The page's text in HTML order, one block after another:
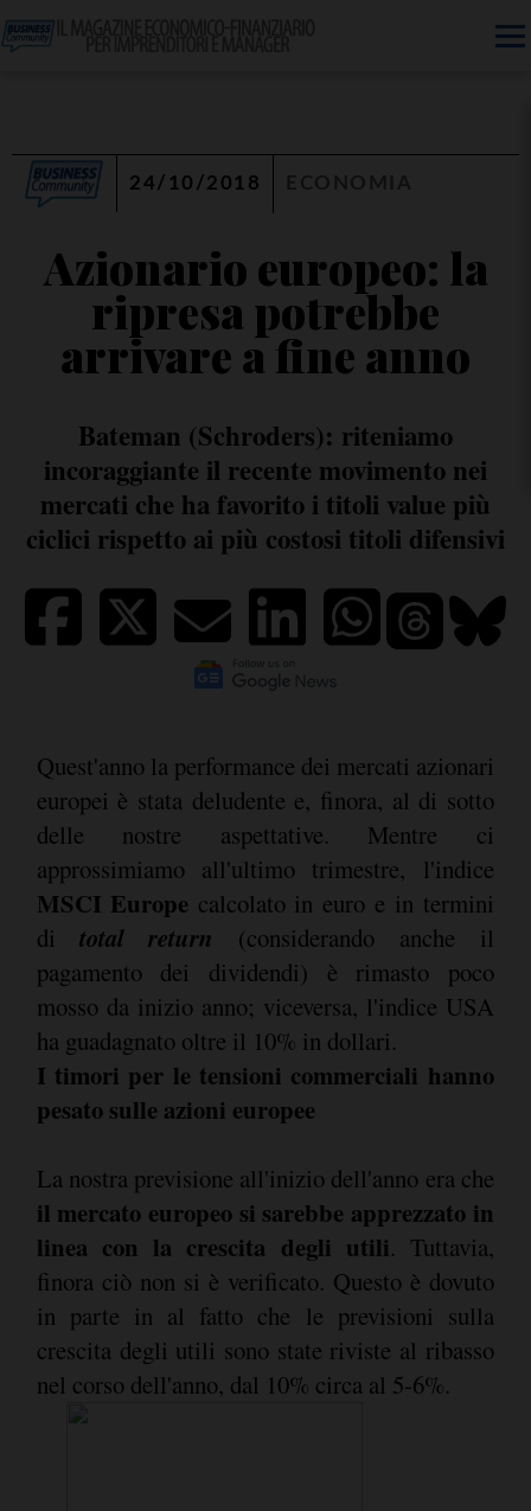
24/10/2018
Azionario europeo: la
ripresa potrebbe
arrivare a fine anno
Bateman (Schroders): riteniamo
incoraggiante il recente movimento nei
mercati che ha favorito i titoli value più
ciclici rispetto ai più costosi titoli difensivi
Quest'anno la performance dei mercati azionari
europei è stata deludente e, finora, al di sotto
delle nostre aspettative. Mentre ci
approssimiamo all'ultimo trimestre, l'indice
MSCI Europe calcolato in euro e in termini
di total return (considerando anche il
pagamento dei dividendi) è rimasto poco
mosso da inizio anno; viceversa, l'indice USA
ha guadagnato oltre il 10% in dollari.
I timori per le tensioni commerciali hanno
pesato sulle azioni europee
La nostra previsione all'inizio dell'anno era che
il mercato europeo si sarebbe apprezzato in
linea con la crescita degli utili. Tuttavia,
finora ciò non si è verificato. Questo è dovuto
in parte in al fatto che le previsioni sulla
crescita degli utili sono state riviste al ribasso
nel corso dell'anno, dal 10% circa al 5-6%.